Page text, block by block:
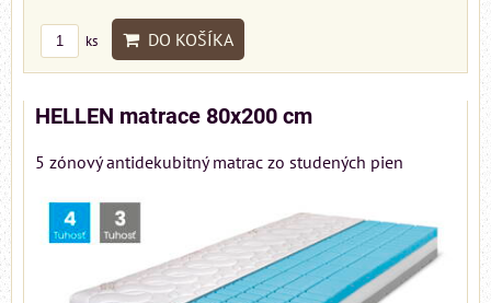
ks DO KOŠÍKA
HELLEN matrace 80x200 cm
5 zónový antidekubitný matrac zo studených pien